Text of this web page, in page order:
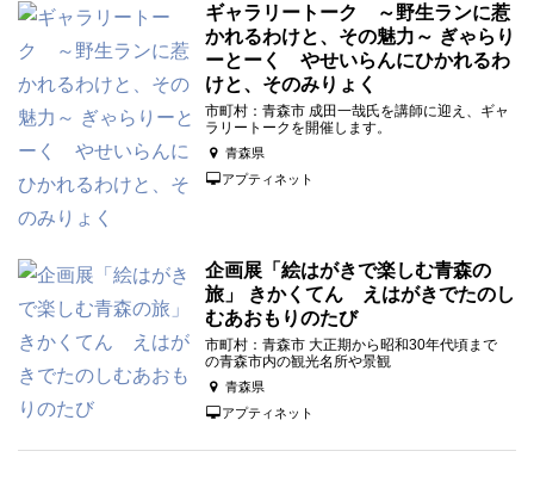
ギャラリートーク ～野生ランに惹
かれるわけと、その魅力～ ぎゃらり
ーとーく やせいらんにひかれるわ
けと、そのみりょく
市町村：青森市 成田一哉氏を講師に迎え、ギャ
ラリートークを開催します。
青森県
アプティネット
企画展「絵はがきで楽しむ青森の
旅」 きかくてん えはがきでたのし
むあおもりのたび
市町村：青森市 大正期から昭和30年代頃まで
の青森市内の観光名所や景観
青森県
アプティネット